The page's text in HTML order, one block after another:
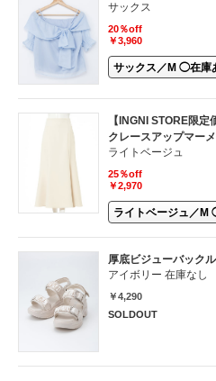
サックス
20％off
￥3,960
【INGNI STORE限
クレースアップマー
ライトベージュ
25％off
￥2,970
厚底ビジューバック
アイボリー 在庫なし
￥4,290
SOLDOUT